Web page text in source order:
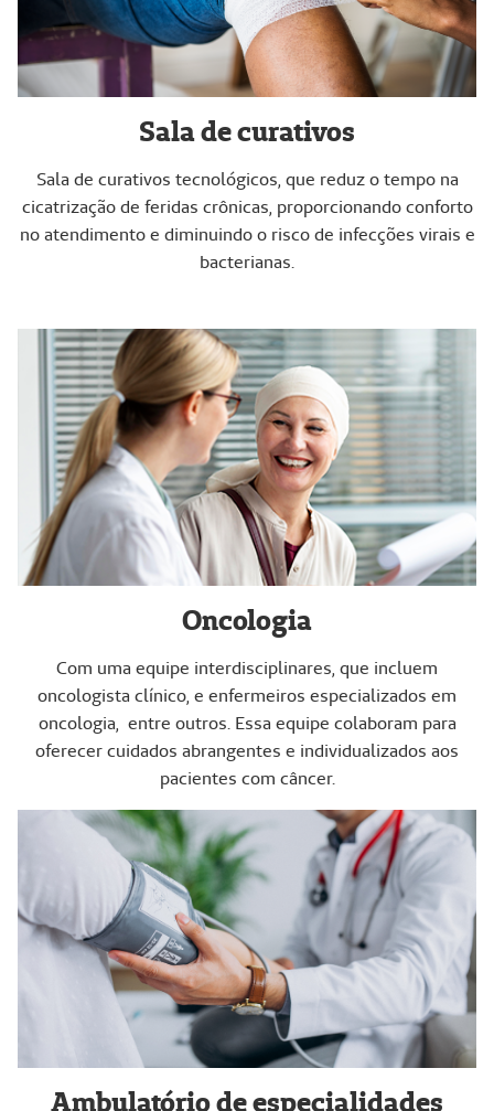
Sala de curativos
Sala de curativos tecnológicos, que reduz o tempo na
cicatrização de feridas crônicas, proporcionando conforto
no atendimento e diminuindo o risco de infecções virais e
bacterianas.
Oncologia
Com uma equipe interdisciplinares, que incluem
oncologista clínico, e enfermeiros especializados em
oncologia, entre outros. Essa equipe colaboram para
oferecer cuidados abrangentes e individualizados aos
pacientes com câncer.
Ambulatório de especialidades